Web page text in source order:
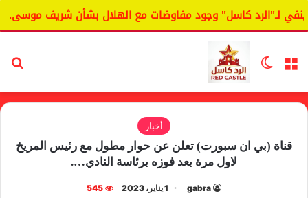
لـ"الرد كاسل" وجود مفاوضات مع الهلال بشأن شريف موسى.
القائمة الوضع المظلم
أخبار
قناة (بي ان سبورت) تعلن عن حوار مطول مع رئيس المريخ
لاول مرة بعد فوزه برئاسة النادي….
gabra 1 يناير، 2023 545